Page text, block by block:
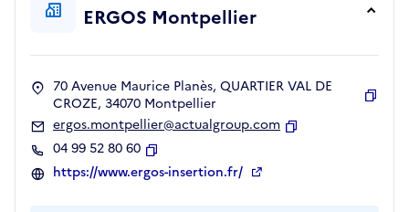
ERGOS Montpellier
70 Avenue Maurice Planès, QUARTIER VAL DE
CROZE, 34070 Montpellier
ergos.montpellier@actualgroup.com
04 99 52 80 60
Copier
https://www.ergos-insertion.fr/